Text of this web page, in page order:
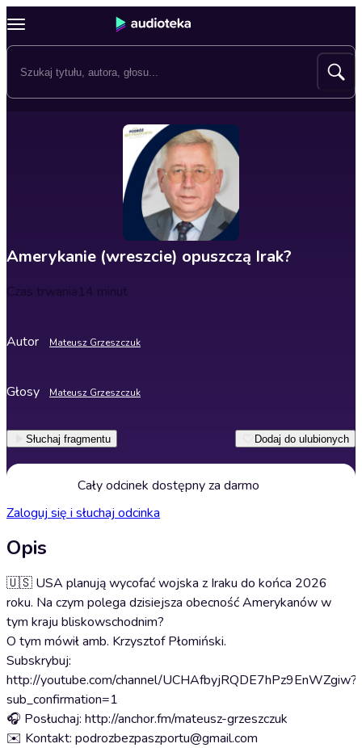
Amerykanie (wreszcie) opuszczą Irak?
Czas trwania14 minut
Autor Mateusz Grzeszczuk
Głosy Mateusz Grzeszczuk
Słuchaj fragmentu Dodaj do ulubionych
Cały odcinek dostępny za darmo
Zaloguj się i słuchaj odcinka
Opis
🇺🇸 USA planują wycofać wojska z Iraku do końca 2026
roku. Na czym polega dzisiejsza obecność Amerykanów w
tym kraju bliskowschodnim?
O tym mówił amb. Krzysztof Płomiński.
Subskrybuj:
http://youtube.com/channel/UCHAfbyjRQDE7hPz9EnWZgiw?
sub_confirmation=1
🎧 Posłuchaj: http://anchor.fm/mateusz-grzeszczuk
✉️ Kontakt: podrozbezpaszportu@gmail.com